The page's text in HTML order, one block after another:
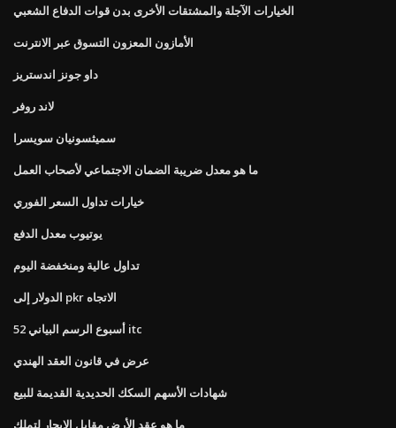
الخيارات الآجلة والمشتقات الأخرى بدن قوات الدفاع الشعبي
الأمازون المعزون التسوق عبر الانترنت
داو جونز اندستريز
لاند روفر
سميثسونيان سويسرا
ما هو معدل ضريبة الضمان الاجتماعي لأصحاب العمل
خيارات تداول السعر الفوري
يوتيوب معدل الدفع
تداول عالية ومنخفضة اليوم
الدولار إلى pkr الاتجاه
52 أسبوع الرسم البياني itc
عرض في قانون العقد الهندي
شهادات الأسهم السكك الحديدية القديمة للبيع
ما هو عقد الأرض مقابل الإيجار لتملك